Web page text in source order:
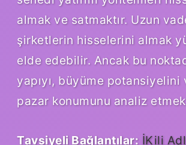
almak ve satmaktır. Uzun
şirketlerin hisselerini almak
elde edebilir. Ancak bu
yapıyı, büyüme
pazar konumunu analiz
Tavsiyeli Bağlantılar: İKili